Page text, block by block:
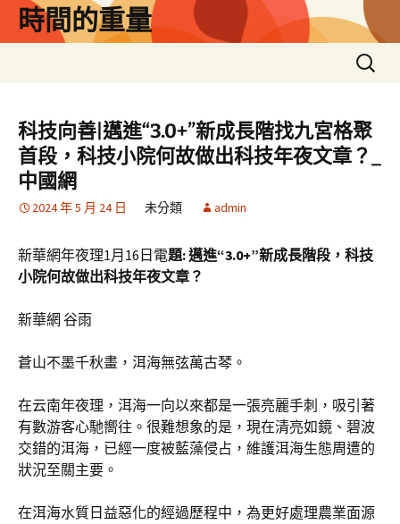
時間的重量
搜
尋
鍵
字:
科技向善|邁進“3.0+”新成長階找九宮格聚
首段，科技小院何故做出科技年夜文章？_
中國網
2024 年 5 月 24 日 未分類 admin
新華網年夜理1月16日電題: 邁進“3.0+”新成長階段，科技
小院何故做出科技年夜文章？
新華網 谷雨
蒼山不墨千秋畫，洱海無弦萬古琴。
在云南年夜理，洱海一向以來都是一張亮麗手刺，吸引著
有數游客心馳嚮往。很難想象的是，現在清亮如鏡、碧波
交錯的洱海，已經一度被藍藻侵占，維護洱海生態周遭的
狀況至關主要。
在洱海水質日益惡化的經過歷程中，為更好處理農業面源